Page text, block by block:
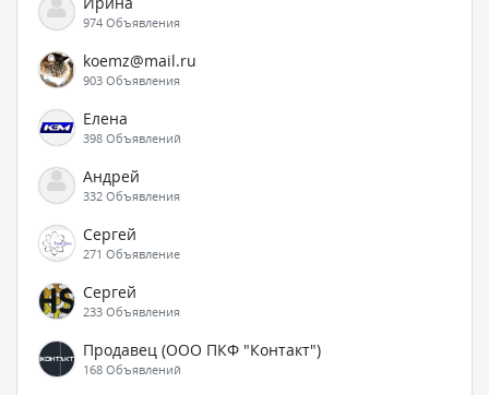
974 Объявления
koemz@mail.ru
903 Объявления
Елена
398 Объявлений
Андрей
332 Объявления
Сергей
271 Объявление
Сергей
233 Объявления
Продавец (ООО ПКФ "Контакт")
168 Объявлений